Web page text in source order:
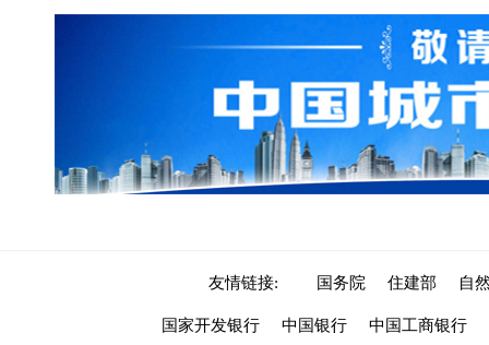
友情链接: 国务院 住建部 自
国家开发银行 中国银行 中国工商银行